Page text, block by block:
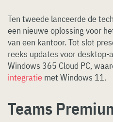
Ten tweede lanceerde de
een nieuwe oplossing voor
van een kantoor. Tot slot
reeks updates voor desktop-
Windows 365 Cloud PC,
integratie met Windows 11.
Teams